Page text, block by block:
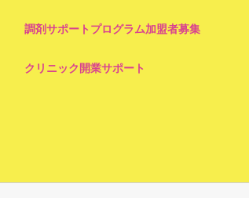
調剤サポートプログラム加盟者募集
クリニック開業サポート